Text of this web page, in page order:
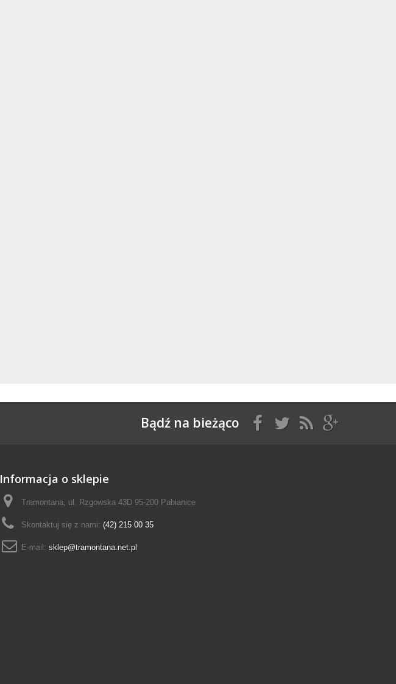
Bądź na bieżąco
Informacja o sklepie
Tramontana, ul. Rzgowska 43D 95-200 Pabianice
Skontaktuj się z nami: (42) 215 00 35
E-mail: sklep@tramontana.net.pl